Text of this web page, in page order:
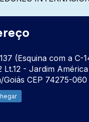
(Esquina com a C-
Lt.12 - Jardim América
Goiás CEP 74275-060